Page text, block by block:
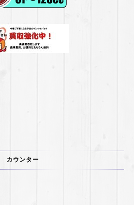
カウンター